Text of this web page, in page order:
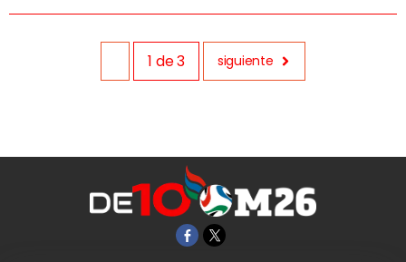
1 de3 siguiente